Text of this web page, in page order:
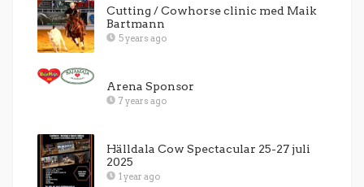
Cutting / Cowhorse clinic med Maik
Bartmann
5 years ago
Arena Sponsor
7 years ago
Hälldala Cow Spectacular 25-27 juli
2025
1 year ago